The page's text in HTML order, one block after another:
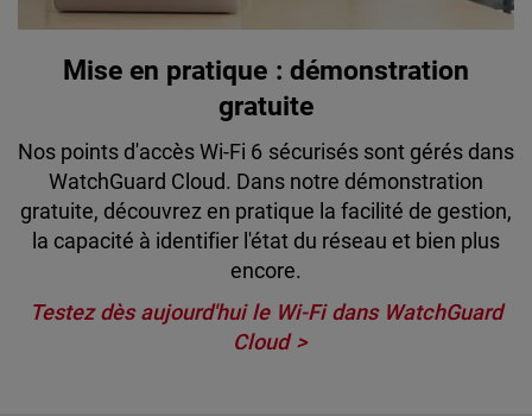
Mise en pratique : démonstration
gratuite
Nos points d'accès Wi-Fi 6 sécurisés sont gérés dans
WatchGuard Cloud. Dans notre démonstration
gratuite, découvrez en pratique la facilité de gestion,
la capacité à identifier l'état du réseau et bien plus
encore.
Testez dès aujourd'hui le Wi-Fi dans WatchGuard
Cloud